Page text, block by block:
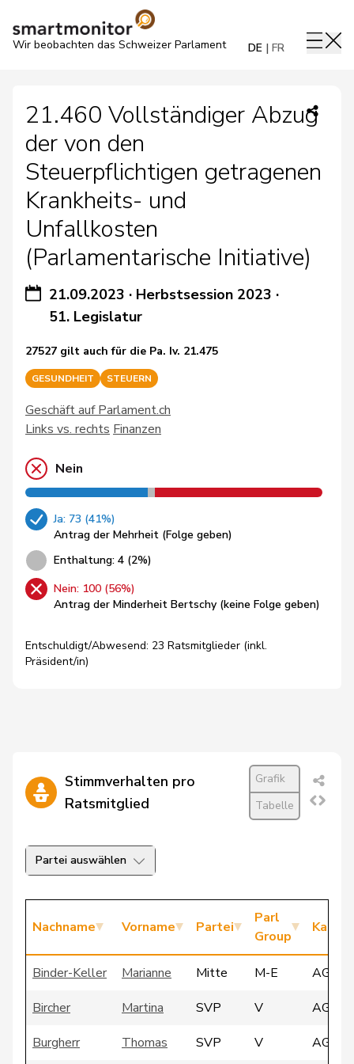
Wir beobachten das Schweizer Parlament DE FR
21.460 Vollständiger Abzug
der von den
Steuerpflichtigen getragenen
Krankheits- und
Unfallkosten
(Parlamentarische Initiative)
21.09.2023 · Herbstsession 2023 ·
51. Legislatur
27527 gilt auch für die Pa. Iv. 21.475
GESUNDHEIT STEUERN
Geschäft auf Parlament.ch
Links vs. rechts Finanzen
Nein
Ja: 73 (41%)
Antrag der Mehrheit (Folge geben)
Enthaltung: 4 (2%)
Nein: 100 (56%)
Antrag der Minderheit Bertschy (keine Folge geben)
Entschuldigt/Abwesend: 23 Ratsmitglieder (inkl.
Präsident/in)
Stimmverhalten pro
Ratsmitglied
Grafik
Tabelle
Partei auswählen
Nachname Vorname Partei
Parl
Group
Binder-Keller Marianne Mitte M-E
AG
Bircher
Martina SVP V
AG
Burgherr
Thomas SVP V
AG